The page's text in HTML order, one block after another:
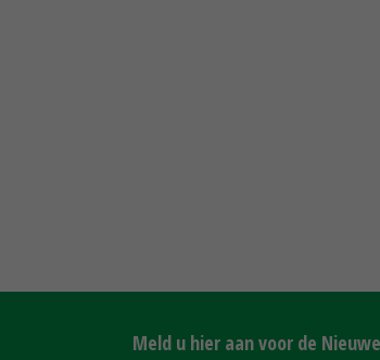
Meld u hier aan voor de